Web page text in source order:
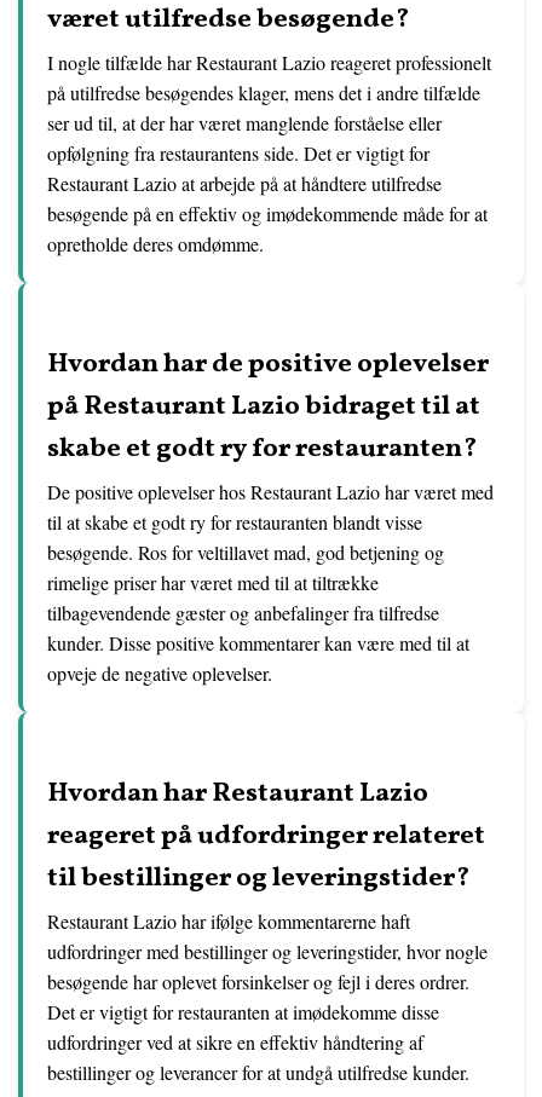
været utilfredse besøgende?
I nogle tilfælde har Restaurant Lazio reageret professionelt
på utilfredse besøgendes klager, mens det i andre tilfælde
ser ud til, at der har været manglende forståelse eller
opfølgning fra restaurantens side. Det er vigtigt for
Restaurant Lazio at arbejde på at håndtere utilfredse
besøgende på en effektiv og imødekommende måde for at
opretholde deres omdømme.
Hvordan har de positive oplevelser
på Restaurant Lazio bidraget til at
skabe et godt ry for restauranten?
De positive oplevelser hos Restaurant Lazio har været med
til at skabe et godt ry for restauranten blandt visse
besøgende. Ros for veltillavet mad, god betjening og
rimelige priser har været med til at tiltrække
tilbagevendende gæster og anbefalinger fra tilfredse
kunder. Disse positive kommentarer kan være med til at
opveje de negative oplevelser.
Hvordan har Restaurant Lazio
reageret på udfordringer relateret
til bestillinger og leveringstider?
Restaurant Lazio har ifølge kommentarerne haft
udfordringer med bestillinger og leveringstider, hvor nogle
besøgende har oplevet forsinkelser og fejl i deres ordrer.
Det er vigtigt for restauranten at imødekomme disse
udfordringer ved at sikre en effektiv håndtering af
bestillinger og leverancer for at undgå utilfredse kunder.